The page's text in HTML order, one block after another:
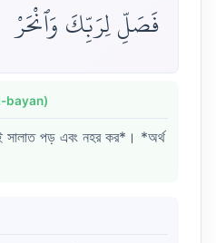
فَصَلِّ لِرَبِّكَ وَٱنْحَرْ
bayan)
সালাত পড় এবং নহর কর*। *অর্থ